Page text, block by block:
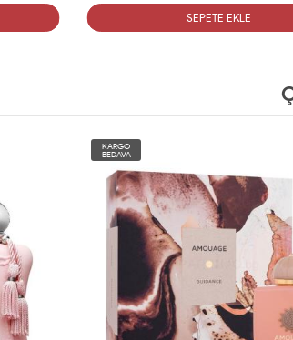
SEPETE EKLE
KARGO
BEDAVA